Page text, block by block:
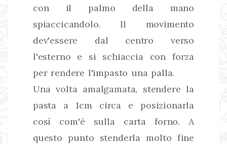
con il palmo della mano
spiaccicandolo. Il movimento
dev'essere dal centro verso
l'esterno e si schiaccia con forza
per rendere l'impasto una palla.
Una volta amalgamata, stendere la
pasta a 1cm circa e posizionarla
così com'é sulla carta forno. A
questo punto stenderla molto fine